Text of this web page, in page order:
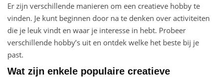
Er zijn verschillende manieren om een creatieve hobby te
vinden. Je kunt beginnen door na te denken over activiteiten
die je leuk vindt en waar je interesse in hebt. Probeer
verschillende hobby’s uit en ontdek welke het beste bij je
past.
Wat zijn enkele populaire creatieve